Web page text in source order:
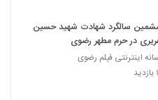
سالگرد شهادت شهید حسین
در حرم مطهر رضوی
اینترنتی فیلم رضوی